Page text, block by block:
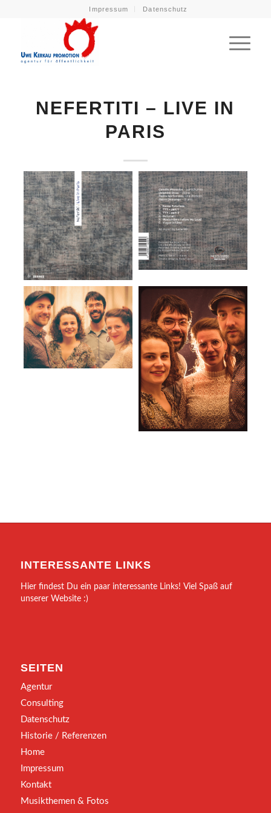
Impressum Datenschutz
NEFERTITI – LIVE IN
PARIS
INTERESSANTE LINKS
Hier findest Du ein paar interessante Links! Viel Spaß auf
unserer Website :)
SEITEN
Agentur
Consulting
Datenschutz
Historie / Referenzen
Home
Impressum
Kontakt
Musikthemen & Fotos